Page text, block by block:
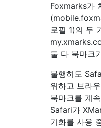
Foxmarks가
로필 1)의 두
둘 다 북마크
불행히도
워하고 브라
북마크를 계
Safari가
기화를 사용